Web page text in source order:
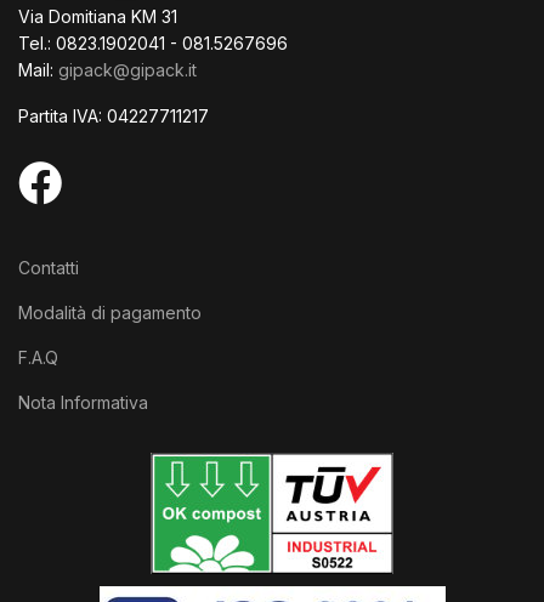
Via Domitiana KM 31
Tel.: 0823.1902041 - 081.5267696
Mail: gipack@gipack.it
Partita IVA: 04227711217
Contatti
Modalità di pagamento
F.A.Q
Nota Informativa